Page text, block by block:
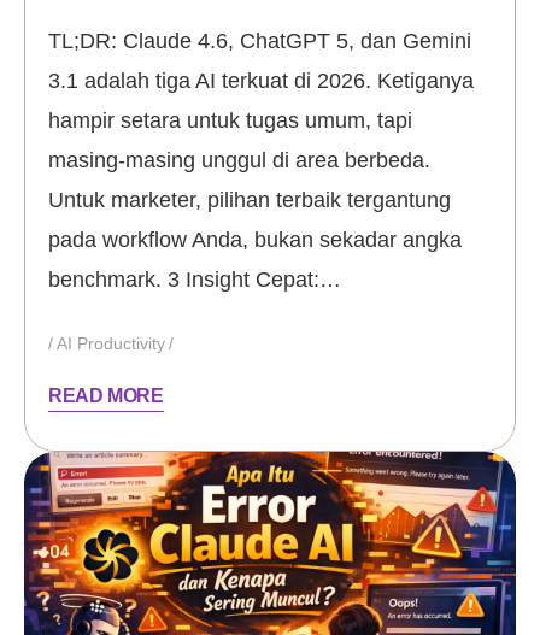
TL;DR: Claude 4.6, ChatGPT 5, dan Gemini
3.1 adalah tiga AI terkuat di 2026. Ketiganya
hampir setara untuk tugas umum, tapi
masing-masing unggul di area berbeda.
Untuk marketer, pilihan terbaik tergantung
pada workflow Anda, bukan sekadar angka
benchmark. 3 Insight Cepat:…
AI Productivity
READ MORE